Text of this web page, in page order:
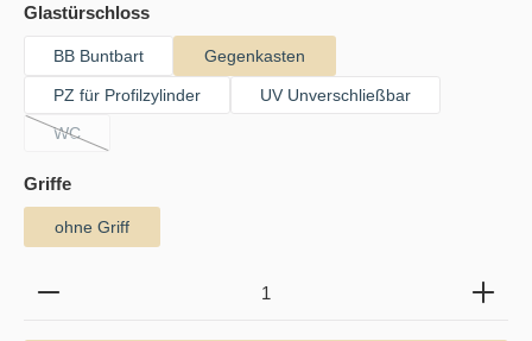
Glastürschlossauswählen
BB Buntbart Gegenkasten
PZ für Profilzylinder
UV Unverschließbar
WC
(Diese Option ist zurzeit nicht verfügbar.)
Griffeauswählen
ohne Griff
Produkt Anzahl: Gib den gewünschten Wert ein